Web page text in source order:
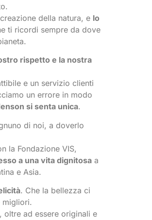
della natura, e lo
ti ricordi sempre da dove
rispetto e la nostra
e un servizio clienti
un errore in modo
si senta unica.
di noi, a doverlo
la Fondazione VIS,
a una vita dignitosa a
e Asia.
. Che la bellezza ci
migliori.
ad essere originali e